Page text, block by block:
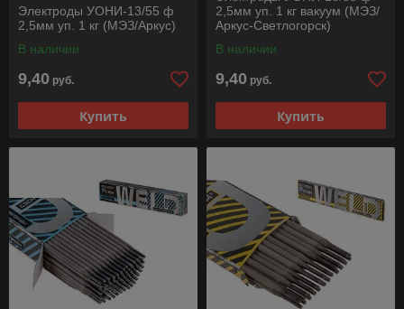
Электроды УОНИ-13/55 ф
2,5мм уп. 1 кг (МЭЗ/Аркус)
В наличии
9,40 руб.
Купить
2,5мм уп. 1 кг вакуум (МЭЗ/
Аркус-Светлогорск)
В наличии
9,40 руб.
Купить